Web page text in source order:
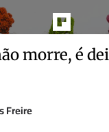
morre, é
Freire